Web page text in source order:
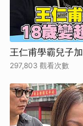
王仁甫學霸兒子
297,803 觀看次數